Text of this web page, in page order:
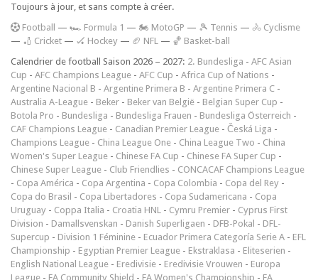
Toujours à jour, et sans compte à créer.
Football — 🏎️ Formula 1 — 🏍 MotoGP — 🎾 Tennis — 🚴 Cyclisme
— 🏏 Cricket — 🏑 Hockey — 🏈 NFL — 🏀 Basket-ball
Calendrier de football Saison 2026 – 2027: 2. Bundesliga - AFC Asian
Cup - AFC Champions League - AFC Cup - Africa Cup of Nations -
Argentine Nacional B - Argentine Primera B - Argentine Primera C -
Australia A-League - Beker - Beker van België - Belgian Super Cup -
Botola Pro - Bundesliga - Bundesliga Frauen - Bundesliga Österreich -
CAF Champions League - Canadian Premier League - Česká Liga -
Champions League - China League One - China League Two - China
Women's Super League - Chinese FA Cup - Chinese FA Super Cup -
Chinese Super League - Club Friendlies - CONCACAF Champions League
- Copa América - Copa Argentina - Copa Colombia - Copa del Rey -
Copa do Brasil - Copa Libertadores - Copa Sudamericana - Copa
Uruguay - Coppa Italia - Croatia HNL - Cymru Premier - Cyprus First
Division - Damallsvenskan - Danish Superligaen - DFB-Pokal - DFL-
Supercup - Division 1 Féminine - Ecuador Primera Categoría Serie A - EFL
Championship - Egyptian Premier League - Ekstraklasa - Eliteserien -
English National League - Eredivisie - Eredivisie Vrouwen - Europa
League - FA Community Shield - FA Women's Championship - FA